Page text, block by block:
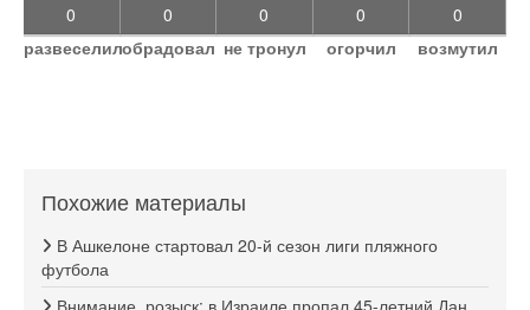
0
развеселил
0
обрадовал
0
не тронул
0
огорчил
0
возмутил
Похожие материалы
В Ашкелоне стартовал 20-й сезон лиги пляжного
футбола
Внимание, розыск: в Израиле пропал 45-летний Дан